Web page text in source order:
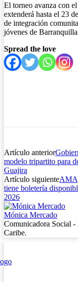
El torneo avanza con
extenderá hasta el 23
de integración
jóvenes de
Spread the love
Artículo anterior
modelo tripartito para
Guajira
Artículo siguiente
tiene boletería
2026
Mónica Mercado
Comunicadora Social
Caribe.